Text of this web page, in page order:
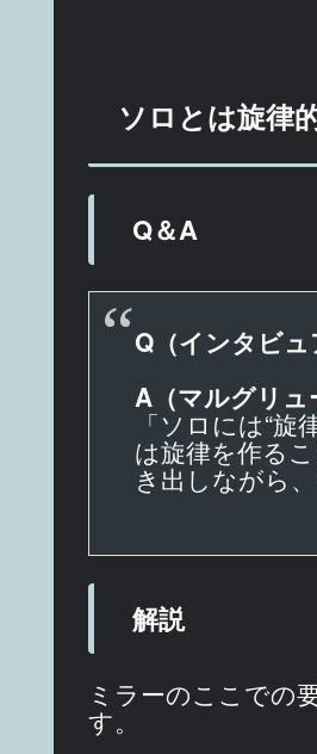
ソロとは旋律
Q＆A
Q（インタビュ
A（マルグリュ
「ソロには“
は旋律を作る
き出しながら
解説
ミラーのここでの
す。